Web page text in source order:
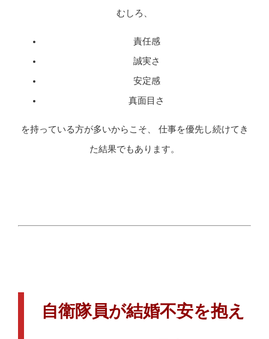
むしろ、
責任感
誠実さ
安定感
真面目さ
を持っている方が多いからこそ、 仕事を優先し続けてき
た結果でもあります。
自衛隊員が結婚不安を抱え